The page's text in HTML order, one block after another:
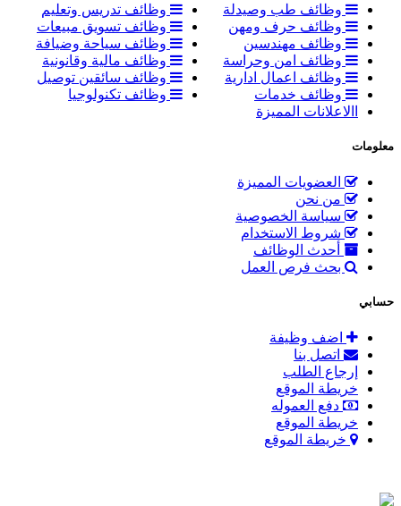
وظائف طب وصيدلة
وظائف تدريس وتعليم
وظائف حرف ومهن
وظائف تسويق مبيعات
وظائف مهندسين
وظائف سياحة وضيافة
وظائف امن وحراسة
وظائف مالية وقانونية
وظائف اعمال ادارية
وظائف سائقين توصيل
وظائف خدمات
وظائف تكنولوجيا
االاعلانات المميزة
معلومات
العضويات المميزة
من نحن
سياسة الخصوصية
شروط الاستخدام
أحدث الوظائف
بحث فرص العمل
حسابي
اضف وظيفة
اتصل بنا
إرجاع الطلب
خريطة الموقع
دفع العموله
خريطة الموقع
خريطة الموقع